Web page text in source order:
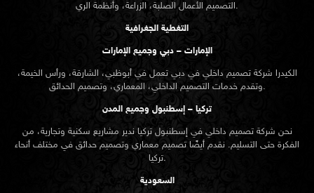
التصميم الأعمال الصلبة، الزراعة، وأنظمة الري.
التغطية الجغرافية
الإمارات – دبي وجميع الإمارات
الكيدرا شركة تصميم داخلي في دبي تعمل في أبوظبي، الشارقة، ورأس الخيمة،
وتقدم خدمات التصميم الداخلي، المعماري، وتصميم الحدائق.
تركيا – إسطنبول وجميع المدن
نحن شركة تصميم داخلي في إسطنبول تركيا ندير مشاريع سكنية وتجارية، من
الفكرة حتى التسليم. نقدم أيضًا تصميم معماري وتصميم حدائق في مختلف أنحاء
تركيا.
السعودية